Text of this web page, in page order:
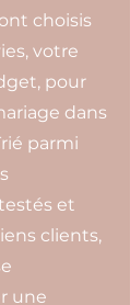
choisis
votre
pour
dans
parmi
et
clients,
une